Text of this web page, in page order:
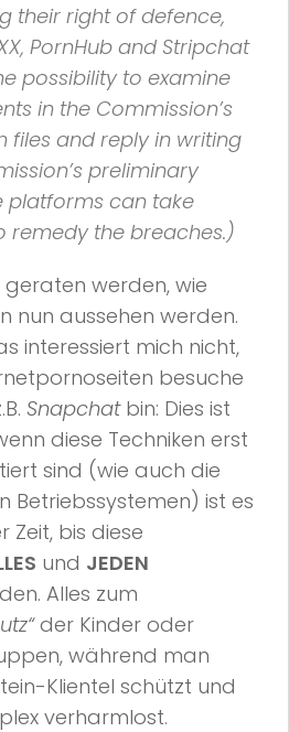
their right of defence,
PornHub and Stripchat
possibility to examine
in the Commission’s
files and reply in writing
preliminary
platforms can take
remedy the breaches.)
werden, wie
nun aussehen werden.
interessiert mich nicht,
besuche
Snapchatbin: Dies ist
diese Techniken erst
sind (wie auch die
Betriebssystemen) ist es
Zeit, bis diese
und JEDEN
Alles zum
der Kinder oder
während man
Klientel schützt und
verharmlost.